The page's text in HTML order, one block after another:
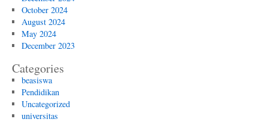
October 2024
August 2024
May 2024
December 2023
Categories
beasiswa
Pendidikan
Uncategorized
universitas